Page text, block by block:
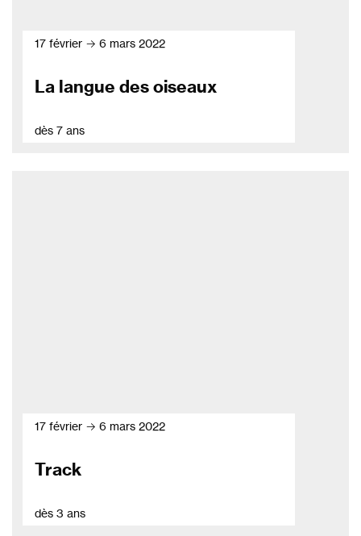
17 février → 6 mars 2022
La langue des oiseaux
dès 7 ans
17 février → 6 mars 2022
Track
dès 3 ans